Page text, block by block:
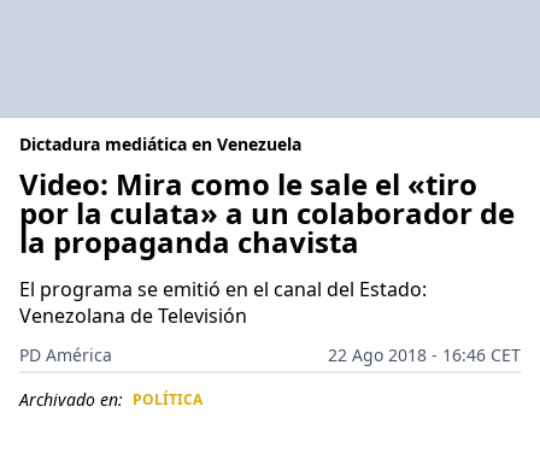
Dictadura mediática en Venezuela
Video: Mira como le sale el «tiro
por la culata» a un colaborador de
la propaganda chavista
El programa se emitió en el canal del Estado:
Venezolana de Televisión
PD América
22 Ago 2018 - 16:46 CET
Archivado en: POLÍTICA